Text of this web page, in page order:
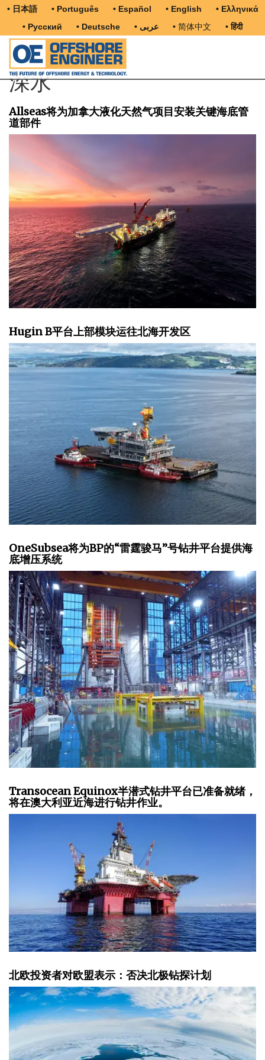
• 日本語 • Português • Español • English
• Ελληνικά
• Русский
• Deutsche • عربى • 简体中文 • हिंदी
深水
Allseas将为加拿大液化天然气项目安装关键海底管
道部件
Hugin B平台上部模块运往北海开发区
OneSubsea将为BP的“雷霆骏马”号钻井平台提供海
底增压系统
Transocean Equinox半潜式钻井平台已准备就绪，
将在澳大利亚近海进行钻井作业。
北欧投资者对欧盟表示：否决北极钻探计划